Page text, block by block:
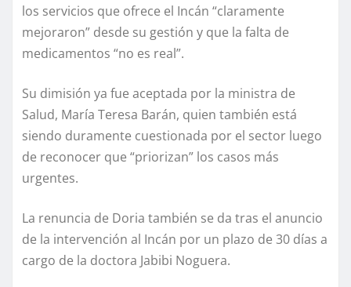
los servicios que ofrece el Incán “claramente
mejoraron” desde su gestión y que la falta de
medicamentos “no es real”.
Su dimisión ya fue aceptada por la ministra de
Salud, María Teresa Barán, quien también está
siendo duramente cuestionada por el sector luego
de reconocer que “priorizan” los casos más
urgentes.
La renuncia de Doria también se da tras el anuncio
de la intervención al Incán por un plazo de 30 días a
cargo de la doctora Jabibi Noguera.